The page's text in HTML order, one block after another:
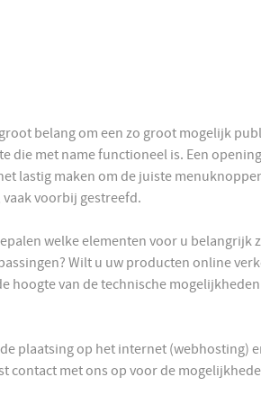
belang om een zo groot mogelijk
die met name functioneel is. Een
lastig maken om de juiste
voorbij gestreefd.
welke elementen voor u
Wilt u uw producten online
hoogte van de technische
plaatsing op het internet
contact met ons op voor de